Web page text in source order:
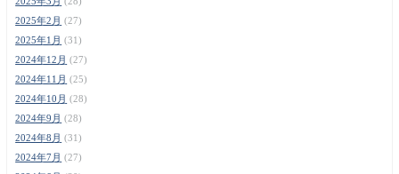
2025年2月 (27)
2025年1月 (31)
2024年12月 (27)
2024年11月 (25)
2024年10月 (28)
2024年9月 (28)
2024年8月 (31)
2024年7月 (27)